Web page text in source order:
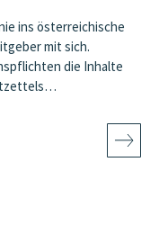
ins österreichische
mit sich.
die Inhalte